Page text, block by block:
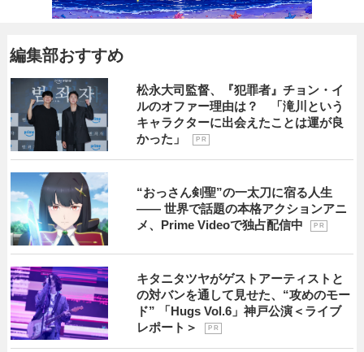
編集部おすすめ
松永大司監督、『犯罪者』チョン・イ
ルのオファー理由は？ 「滝川という
キャラクターに出会えたことは運が良
かった」
P R
“おっさん剣聖”の一太刀に宿る人生
―― 世界で話題の本格アクションアニ
メ、Prime Videoで独占配信中
P R
キタニタツヤがゲストアーティストと
の対バンを通して見せた、“攻めのモー
ド” 「Hugs Vol.6」神戸公演＜ライブ
レポート＞
P R